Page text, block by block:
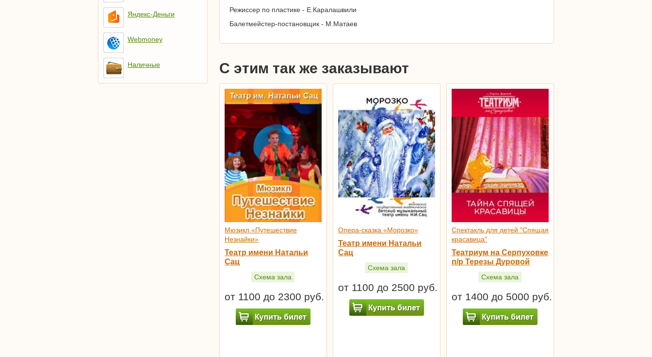
Яндекс-Деньги
Webmoney
Наличные
Режиссер по пластике - Е.Каралашвили
Балетмейстер-постановщик - М.Матаев
С этим так же заказывают
Мюзикл «Путешествие
Незнайки»
Театр имени Натальи
Сац
Схема зала
от 1100 до 2300 руб.
Опера-сказка «Морозко»
Театр имени Натальи
Сац
Схема зала
от 1100 до 2500 руб.
Спектакль для детей "Спящая
красавица"
Театриум на Серпуховке
п/р Терезы Дуровой
Схема зала
от 1400 до 5000 руб.